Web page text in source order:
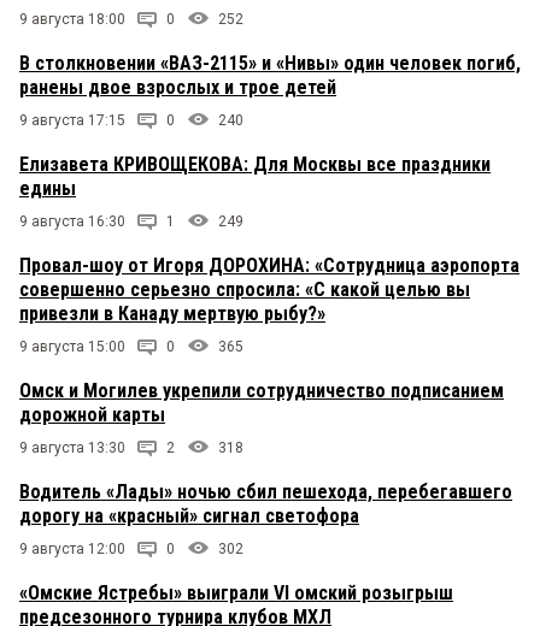
9 августа 18:00 0 252
В столкновении «ВАЗ-2115» и «Нивы» один человек погиб,
ранены двое взрослых и трое детей
9 августа 17:15 0 240
Елизавета КРИВОЩЕКОВА: Для Москвы все праздники
едины
9 августа 16:30 1 249
Провал-шоу от Игоря ДОРОХИНА: «Сотрудница аэропорта
совершенно серьезно спросила: «С какой целью вы
привезли в Канаду мертвую рыбу?»
9 августа 15:00 0 365
Омск и Могилев укрепили сотрудничество подписанием
дорожной карты
9 августа 13:30 2 318
Водитель «Лады» ночью сбил пешехода, перебегавшего
дорогу на «красный» сигнал светофора
9 августа 12:00 0 302
«Омские Ястребы» выиграли VI омский розыгрыш
предсезонного турнира клубов МХЛ